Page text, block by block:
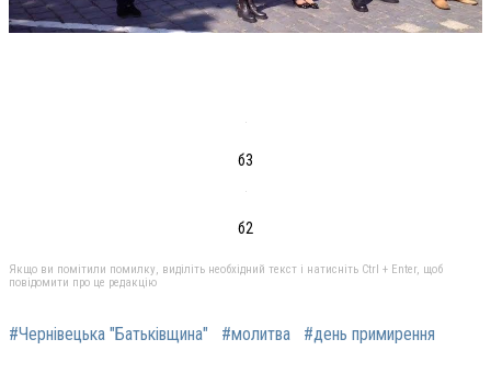
б3
б2
Якщо ви помітили помилку, виділіть необхідний текст і натисніть Ctrl + Enter, щоб
повідомити про це редакцію
#Чернівецька "Батьківщина" #молитва #день примирення